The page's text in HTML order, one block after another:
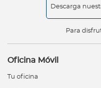
Descarga
Para
Oficina Móvil
Tu oficina